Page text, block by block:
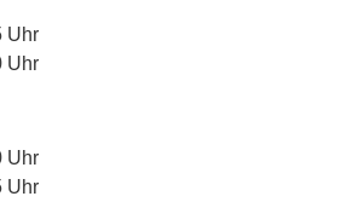
Uhr
Uhr
Uhr
Uhr